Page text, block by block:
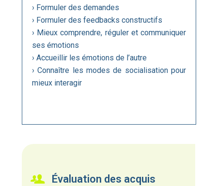
› Formuler des demandes
› Formuler des feedbacks constructifs
› Mieux comprendre, réguler et communiquer
ses émotions
› Accueillir les émotions de l’autre
› Connaître les modes de socialisation pour
mieux interagir
Évaluation des acquis